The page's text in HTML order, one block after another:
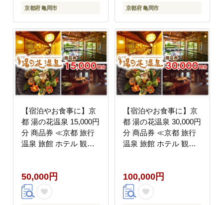
京都府 亀岡市 京都府 亀岡市
【宿泊やお食事に】京
都 湯の花温泉 15,000円
分 商品券 ≪京都 旅行
温泉 旅館 ホテル 観光
50,000円
【宿泊やお食事に】京
都 湯の花温泉 30,000円
分 商品券 ≪京都 旅行
温泉 旅館 ホテル 観光
100,000円